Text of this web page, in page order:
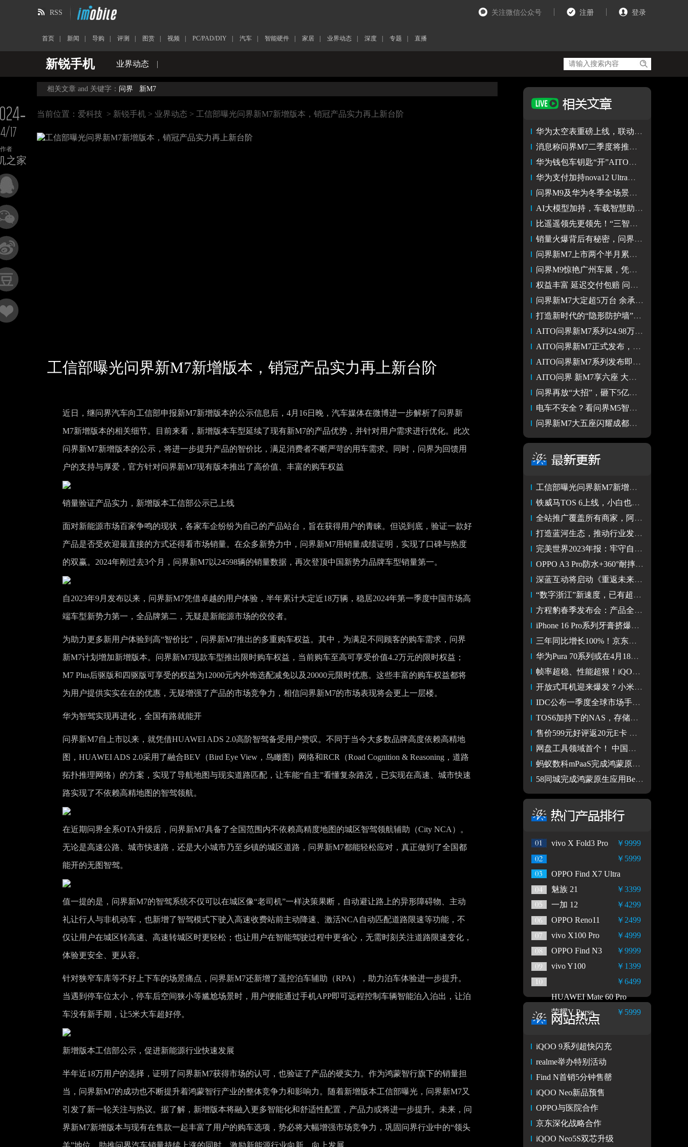
关注微信公众号 注册 登录
RSS
首页 新闻 导购 评测 图赏 视频 PC/PAD/DIY 汽车 智能硬件 家居 业界动态 深度 专题 直播
新锐手机 业界动态 |
17
作者
之家
相关文章 and 关键字： 问界 新M7
当前位置： 爱科技 > 新锐手机 > 业界动态 > 工信部曝光问界新M7新增版本，销冠产品实力再上新台阶
工信部曝光问界新M7新增版本，销冠产品实力再上新台阶
近日，继问界汽车向工信部申报新M7新增版本的公示信息后，4月16日晚，汽车媒体在微博进一步解析了问界新
M7新增版本的相关细节。目前来看，新增版本车型延续了现有新M7的产品优势，并针对用户需求进行优化。此次
问界新M7新增版本的公示，将进一步提升产品的智价比，满足消费者不断严苛的用车需求。同时，问界为回馈用
户的支持与厚爱，官方针对问界新M7现有版本推出了高价值、丰富的购车权益
销量验证产品实力，新增版本工信部公示已上线
面对新能源市场百家争鸣的现状，各家车企纷纷为自己的产品站台，旨在获得用户的青睐。但说到底，验证一款好
产品是否受欢迎最直接的方式还得看市场销量。在众多新势力中，问界新M7用销量成绩证明，实现了口碑与热度
的双赢。2024年刚过去3个月，问界新M7以24598辆的销量数据，再次登顶中国新势力品牌车型销量第一。
自2023年9月发布以来，问界新M7凭借卓越的用户体验，半年累计大定近18万辆，稳居2024年第一季度中国市场高
端车型新势力第一，全品牌第二，无疑是新能源市场的佼佼者。
为助力更多新用户体验到高“智价比”，问界新M7推出的多重购车权益。其中，为满足不同顾客的购车需求，问界
新M7计划增加新增版本。问界新M7现款车型推出限时购车权益，当前购车至高可享受价值4.2万元的限时权益；
M7 Plus后驱版和四驱版可享受的权益为12000元内外饰选配减免以及20000元限时优惠。这些丰富的购车权益都将
为用户提供实实在在的优惠，无疑增强了产品的市场竞争力，相信问界新M7的市场表现将会更上一层楼。
华为智驾实现再进化，全国有路就能开
问界新M7自上市以来，就凭借HUAWEI ADS 2.0高阶智驾备受用户赞叹。不同于当今大多数品牌高度依赖高精地
图，HUAWEI ADS 2.0采用了融合BEV（Bird Eye View，鸟瞰图）网络和RCR（Road Cognition & Reasoning，道路
拓扑推理网络）的方案，实现了导航地图与现实道路匹配，让车能“自主”看懂复杂路况，已实现在高速、城市快速
路实现了不依赖高精地图的智驾领航。
在近期问界全系OTA升级后，问界新M7具备了全国范围内不依赖高精度地图的城区智驾领航辅助（City NCA）。
无论是高速公路、城市快速路，还是大小城市乃至乡镇的城区道路，问界新M7都能轻松应对，真正做到了全国都
能开的无图智驾。
值一提的是，问界新M7的智驾系统不仅可以在城区像“老司机”一样决策果断，自动避让路上的异形障碍物、主动
礼让行人与非机动车，也新增了智驾模式下驶入高速收费站前主动降速、激活NCA自动匹配道路限速等功能，不
仅让用户在城区转高速、高速转城区时更轻松；也让用户在智能驾驶过程中更省心，无需时刻关注道路限速变化，
体验更安全、更从容。
针对狭窄车库等不好上下车的场景痛点，问界新M7还新增了遥控泊车辅助（RPA），助力泊车体验进一步提升。
当遇到停车位太小，停车后空间狭小等尴尬场景时，用户便能通过手机APP即可远程控制车辆智能泊入泊出，让泊
车没有新手期，让5米大车超好停。
新增版本工信部公示，促进新能源行业快速发展
半年近18万用户的选择，证明了问界新M7获得市场的认可，也验证了产品的硬实力。作为鸿蒙智行旗下的销量担
当，问界新M7的成功也不断提升着鸿蒙智行产业的整体竞争力和影响力。随着新增版本工信部曝光，问界新M7又
引发了新一轮关注与热议。据了解，新增版本将融入更多智能化和舒适性配置，产品力或将进一步提升。未来，问
界新M7新增版本与现有在售款一起丰富了用户的购车选项，势必将大幅增强市场竞争力，巩固问界行业中的“领头
羊”地位，助推问界汽车销量持续上涨的同时，激励新能源行业向新、向上发展。
华为太空表重磅上线，联动问界M9开启智慧出行新体验
消息称问界M7二季度将推出改款车型？华为对此暂未回应
华为钱包车钥匙“开”AITO问界，智慧出行更便捷
华为支付加持nova12 Ultra和问界M9，智感支付、人脸支付随心用
问界M9及华为冬季全场景发布会今日举行问界M9和nova 12系列亮相
AI大模型加持，车载智慧助手小艺成问界M9的 “最强大脑”
比遥遥领先更领先！“三智天花板”问界新M7打造体验新标杆
销量火爆背后有秘密，问界新M7智慧泊车堪称“黑科技”
问界新M7上市两个半月累计大定突破10万台
问界M9惊艳广州车展，凭借过硬产品力脱颖而出
权益丰富 延迟交付包赔 问界新M7大定45天破70000台
问界新M7大定超5万台 余承东发文：起死回生，真不容易
打造新时代的“隐形防护墙”，问界新M7硬刚理想L7
AITO问界新M7系列24.98万元起售，发布即交付
AITO问界新M7正式发布，车载智慧助手小艺让智驾体验再进化
AITO问界新M7系列发布即交付 售价24.98万元起
AITO问界 新M7享六座 大五座 发布会【视频直播】
问界再放“大招”，砸下5亿升级的新M7大五座将带来什么？
电车不安全？看问界M5智驾版如何一键消除疑虑
问界新M7大五座闪耀成都车展舞台，25.8万起预售掀起市场热潮！
工信部曝光问界新M7新增版本，销冠产品实力再上新台阶
铁威马TOS 6上线，小白也能轻松玩转NAS
全站推广覆盖所有商家，阿里妈妈给生意增长加杠杆
打造蓝河生态，推动行业发展 vivo蓝河操作系统创新赛落幕
完美世界2023年报：牢守自研优势，内容革新是未来变量
OPPO A3 Pro防水+360°耐摔，售价1999元起
深蓝互动将启动《重返未来：1999》鸿蒙原生应用开发
“数字浙江”新速度，已有超300款应用加入鸿蒙生态
方程豹春季发布会：产品全家桶亮相、豹5定义新能源越野标准
iPhone 16 Pro系列牙膏挤爆？容量将256GB起步 并有30余项改进
三年同比增长100%！京东与奔图战略合作共建国产打印生态
华为Pura 70系列或在4月18日开卖？恰逢华为Ascend P1发布日期
帧率超稳、性能超狠！iQOO Z9 Turbo性能看齐旗舰表现
开放式耳机迎来爆发？小米开放式耳机试听体验
IDC公布一季度全球市场手机出货数据 iPhone销量大跌近10%
TOS6加持下的NAS，存储数据焦虑的终结者
售价599元好评返20元E卡 京东先人一步上线有道词典笔S6 Pro
网盘工具领域首个！ 中国移动云盘完成原生鸿蒙核心版本开发
蚂蚁数科mPaaS完成鸿蒙原生Beta版开发 加速上千应用鸿蒙化
58同城完成鸿蒙原生应用Beta版本开发，生活服务体验再进阶
￥9999
vivo X Fold3 Pro
￥5999
OPPO Find X7 Ultra
￥3399
魅族 21
￥4299
一加 12
￥2499
OPPO Reno11
￥4999
vivo X100 Pro
￥9999
OPPO Find N3
￥1399
vivo Y100
￥6499
HUAWEI Mate 60 Pro
￥5999
荣耀V Purse
iQOO 9系列超快闪充
realme举办特别活动
Find N首销5分钟售罄
iQOO Neo新品预售
OPPO与医院合作
京东深化战略合作
iQOO Neo5S双芯升级